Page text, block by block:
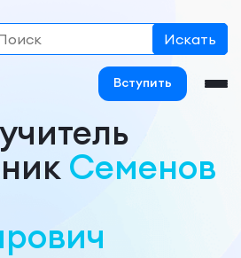
Вступить
Семенов